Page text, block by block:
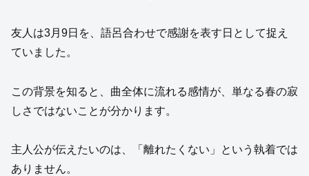
友人は3月9日を、語呂合わせで感謝を表す日として捉え
ていました。
この背景を知ると、曲全体に流れる感情が、単なる春の寂
しさではないことが分かります。
主人公が伝えたいのは、「離れたくない」という執着では
ありません。